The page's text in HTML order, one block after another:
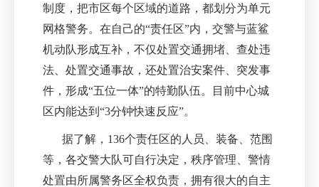
制度，把市区每个区域的道路，都划分为单元
网格警务。在自己的“责任区”内，交警与蓝鲨
机动队形成互补，不仅处置交通拥堵、查处违
法、处置交通事故，还处置治安案件、突发事
件，形成“五位一体”的特勤队伍。目前中心城
区内能达到 “3分钟快速反应”。
据了解， 136个责任区的人员、装备、范围
等，各交警大队可自行决定，秩序管理、警情
处置由所属警务区全权负责，拥有很大的自主